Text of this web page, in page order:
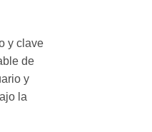
y clave
de
y
la